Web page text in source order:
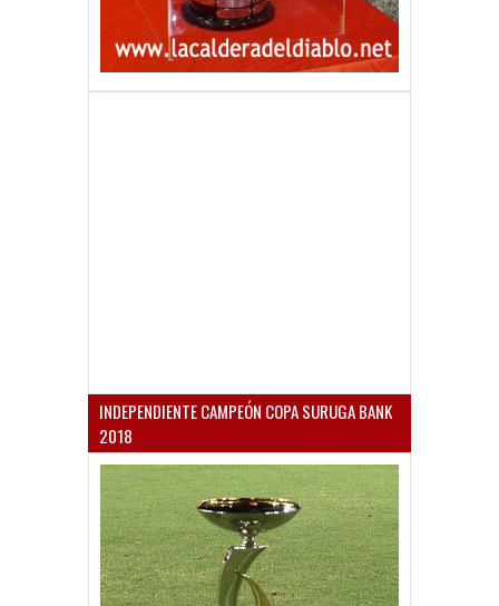
INDEPENDIENTE CAMPEÓN COPA SURUGA BANK
2018